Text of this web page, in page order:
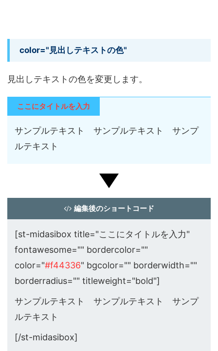
color="見出しテキストの色"
見出しテキストの色を変更します。
ここにタイトルを入力
サンプルテキスト サンプルテキスト サンプ
ルテキスト
編集後のショートコード
[st-midasibox title="ここにタイトルを入力"
fontawesome="" bordercolor=""
color="#f44336" bgcolor="" borderwidth=""
borderradius="" titleweight="bold"]
サンプルテキスト サンプルテキスト サンプ
ルテキスト
[/st-midasibox]